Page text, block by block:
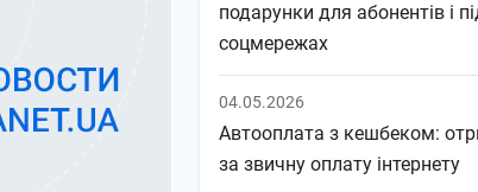
подарунки для абонентів і
соцмережах
04.05.2026
Автооплата з кешбеком:
за звичну оплату інтернету